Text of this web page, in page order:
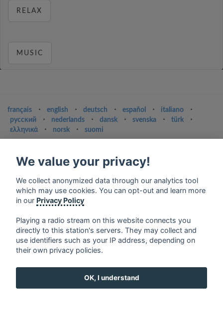
RELAX
MUSIC
français ⋅ english ⋅ deutsch ⋅ español ⋅ italiano
⋅
русский
⋅ nederlands ⋅ dansk ⋅ svenska ⋅ türk
⋅
ελληνικά
⋅ norsk ⋅ suomi
Terms of service
Privacy Policy
Google Play and the Google Play logo are trademarks of Google Inc.
We value your privacy!
We collect anonymized data through our analytics tool
which may use cookies. You can opt-out and learn more
in our Privacy Policy
Playing a radio stream on this website connects you
directly to this station's servers. They may collect and
use identifiers such as your IP address, depending on
their own privacy policies.
OK, I understand